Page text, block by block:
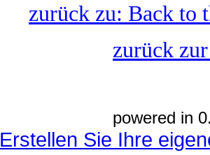
zurück zu: Back to
zurück
powered in
Erstellen Sie Ihre